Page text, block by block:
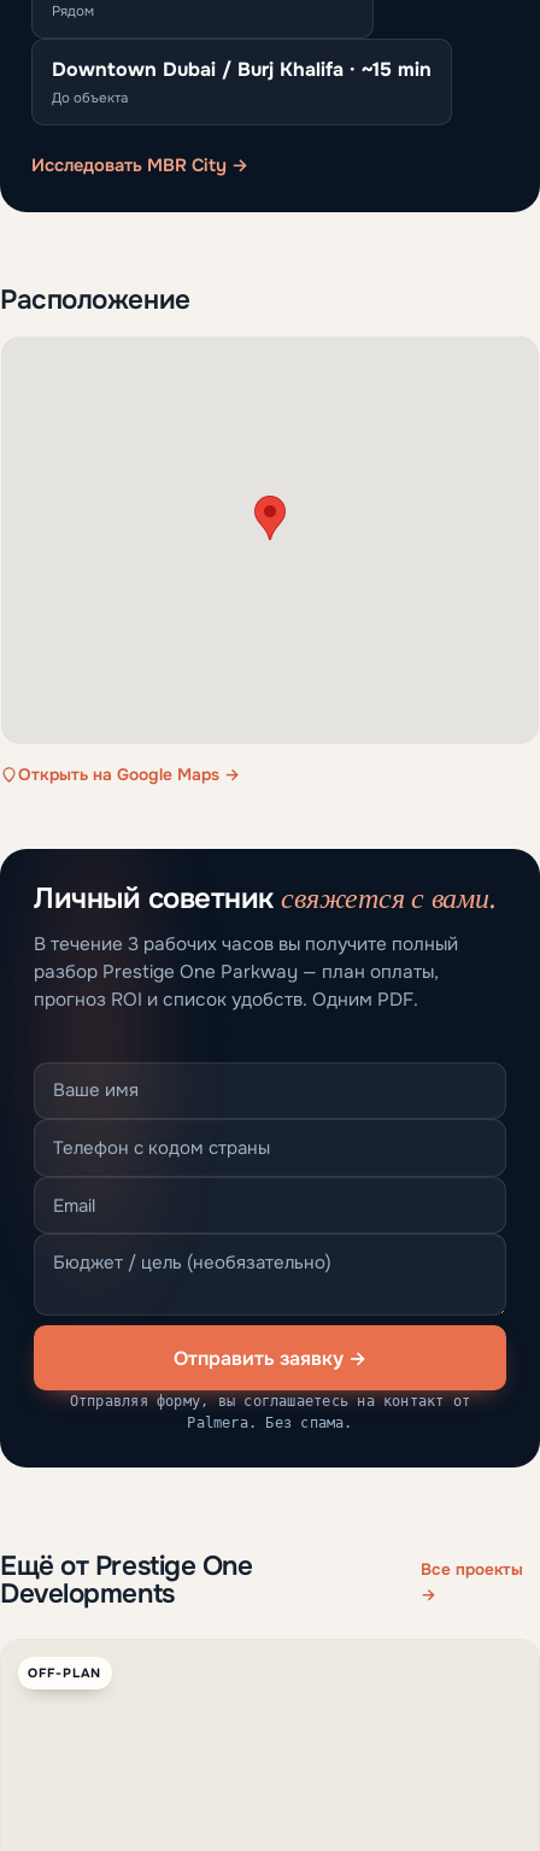
Рядом
Downtown Dubai / Burj Khalifa · ~15 min
До объекта
Исследовать MBR City →
Расположение
Открыть на Google Maps →
Личный советниксвяжется с вами.
В течение 3 рабочих часов вы получите полный
разбор Prestige One Parkway — план оплаты,
прогноз ROI и список удобств. Одним PDF.
Отправить заявку →
Отправляя форму, вы соглашаетесь на контакт от
Palmera. Без спама.
Ещё от Prestige One
Developments
Все проекты
→
OFF-PLAN